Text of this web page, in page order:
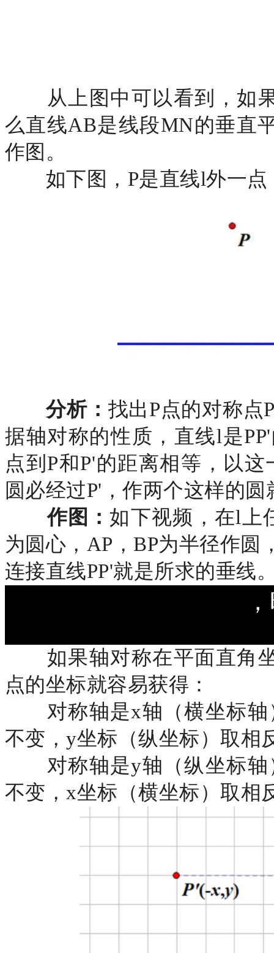
从上图中可以看到，如
么直线AB是线段MN的垂直
作图。
如下图， P是直线l外一
分析： 找出P点的对称点
据轴对称的性质，直线l是
点到P和P'的距离相等，以
圆必经过P'，作两个这样的
作图： 如下视频，在l上
为圆心，AP，BP为半径作圆
连接直线PP'就是所求的垂线
如果轴对称在平面直角坐
点的坐标就容易获得：
对称轴是x轴（横坐标
不变，y坐标（纵坐标）取相
对称轴是y轴（纵坐标
不变，x坐标（横坐标）取相